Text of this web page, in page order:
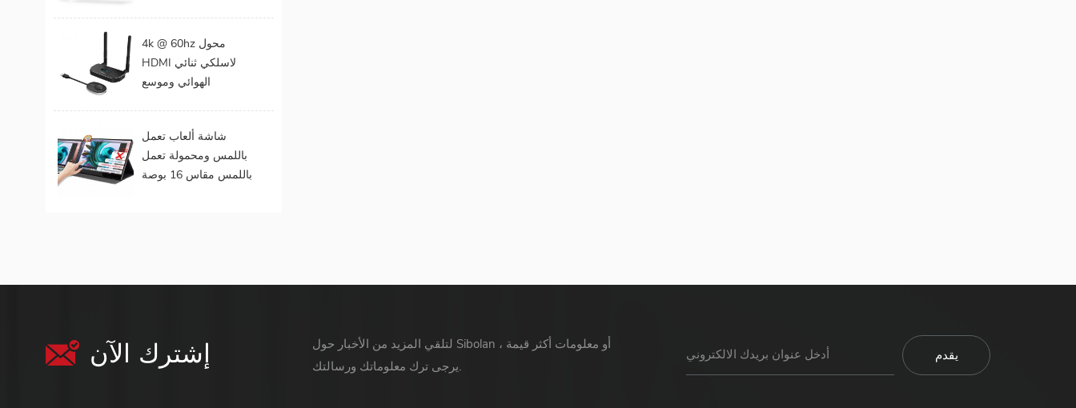
بكسل
4k @ 60hz محول
HDMI لاسلكي ثنائي
الهوائي وموسع
شاشة ألعاب تعمل
باللمس ومحمولة تعمل
باللمس مقاس 16 بوصة
إشترك الآن
لتلقي المزيد من الأخبار حول Sibolan أو معلومات أكثر قيمة ،
يرجى ترك معلوماتك ورسالتك.